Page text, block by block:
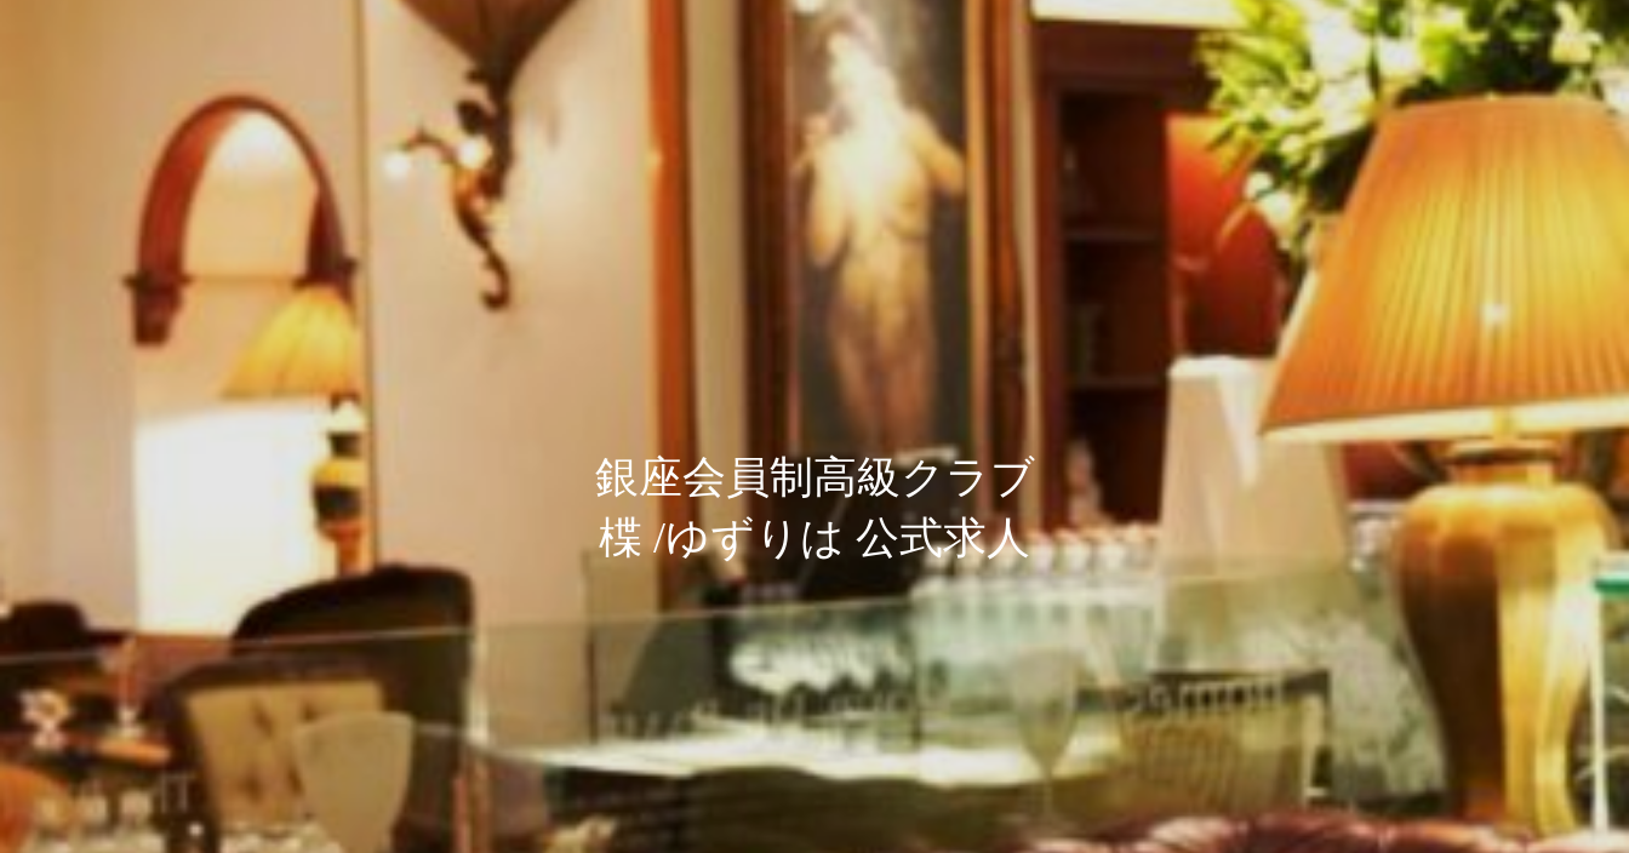
銀座会員制高級クラブ
楪 /ゆずりは 公式求人
銀座会員制高級クラブ
楪 /ゆずりは 公式求人
銀座会員制高級クラブ
楪 /ゆずりは 公式求人